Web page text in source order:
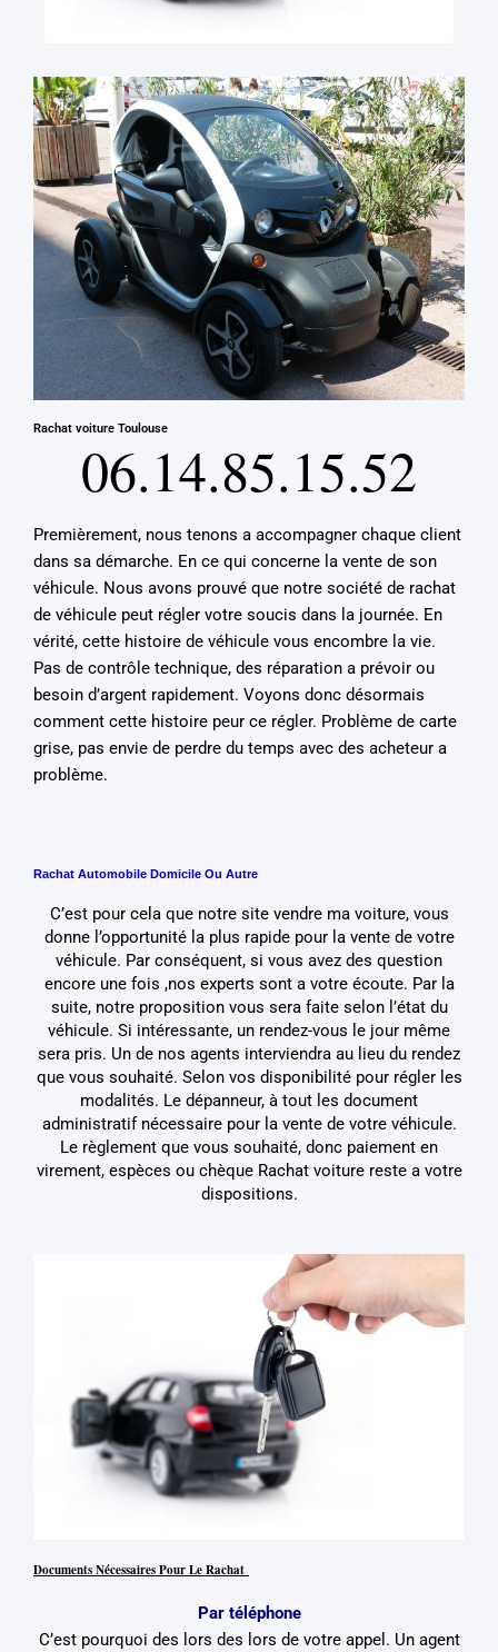
Rachat voiture Toulouse
06.14.85.15.52
Premièrement, nous tenons a accompagner chaque client
dans sa démarche. En ce qui concerne la vente de son
véhicule. Nous avons prouvé que notre société de rachat
de véhicule peut régler votre soucis dans la journée. En
vérité, cette histoire de véhicule vous encombre la vie.
Pas de contrôle technique, des réparation a prévoir ou
besoin d’argent rapidement. Voyons donc désormais
comment cette histoire peur ce régler. Problème de carte
grise, pas envie de perdre du temps avec des acheteur a
problème.
Rachat Automobile Domicile Ou Autre
C’est pour cela que notre site vendre ma voiture, vous
donne l’opportunité la plus rapide pour la vente de votre
véhicule. Par conséquent, si vous avez des question
encore une fois ,nos experts sont a votre écoute. Par la
suite, notre proposition vous sera faite selon l’état du
véhicule. Si intéressante, un rendez-vous le jour même
sera pris. Un de nos agents interviendra au lieu du rendez
que vous souhaité. Selon vos disponibilité pour régler les
modalités. Le dépanneur, à tout les document
administratif nécessaire pour la vente de votre véhicule.
Le règlement que vous souhaité, donc paiement en
virement, espèces ou chèque Rachat voiture reste a votre
dispositions.
Documents Nécessaires Pour Le Rachat
Par téléphone
C’est pourquoi des lors des lors de votre appel. Un agent